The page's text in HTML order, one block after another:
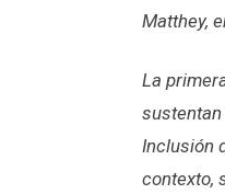
Matthey,
La
sustentan
Inclusión
contexto,